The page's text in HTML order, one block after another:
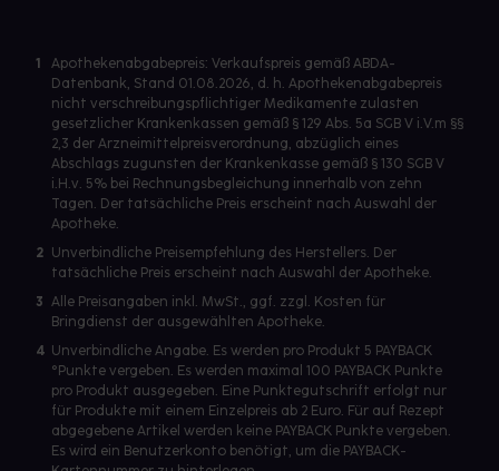
1
Apothekenabgabepreis: Verkaufspreis gemäß ABDA-
Datenbank, Stand 01.08.2026, d. h. Apothekenabgabepreis
nicht verschreibungspflichtiger Medikamente zulasten
gesetzlicher Krankenkassen gemäß § 129 Abs. 5a SGB V i.V.m §§
2,3 der Arzneimittelpreisverordnung, abzüglich eines
Abschlags zugunsten der Krankenkasse gemäß § 130 SGB V
i.H.v. 5% bei Rechnungsbegleichung innerhalb von zehn
Tagen. Der tatsächliche Preis erscheint nach Auswahl der
Apotheke.
2 Unverbindliche Preisempfehlung des Herstellers. Der
tatsächliche Preis erscheint nach Auswahl der Apotheke.
3 Alle Preisangaben inkl. MwSt., ggf. zzgl. Kosten für
Bringdienst der ausgewählten Apotheke.
4 Unverbindliche Angabe. Es werden pro Produkt 5 PAYBACK
°Punkte vergeben. Es werden maximal 100 PAYBACK Punkte
pro Produkt ausgegeben. Eine Punktegutschrift erfolgt nur
für Produkte mit einem Einzelpreis ab 2 Euro. Für auf Rezept
abgegebene Artikel werden keine PAYBACK Punkte vergeben.
Es wird ein Benutzerkonto benötigt, um die PAYBACK-